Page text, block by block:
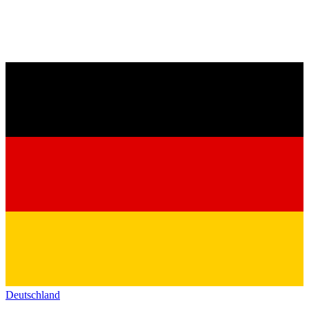
Deutschland